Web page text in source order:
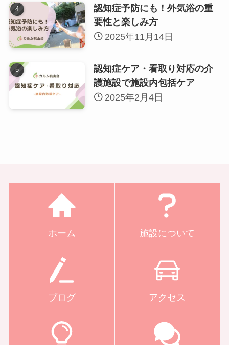
認知症予防にも！外気浴の重
要性と楽しみ方
2025年11月14日
認知症ケア・看取り対応の介
護施設で施設内包括ケア
2025年2月4日
ホーム 施設について
ブログ アクセス